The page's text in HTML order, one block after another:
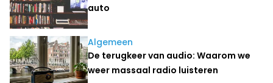
auto
Algemeen
De terugkeer van audio: Waarom we
weer massaal radio luisteren